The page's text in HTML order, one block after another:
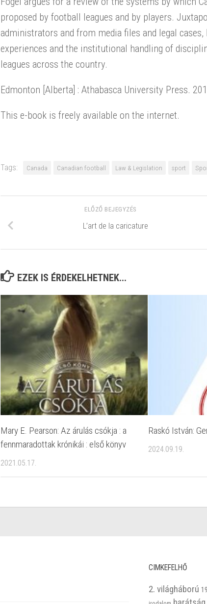
proposed by football leagues and by players.
administrators and from media files and legal
experiences and the institutional handling of
leagues across the country.
Edmonton [Alberta] : Athabasca University Press.
This e-book is freely available on the internet.
Tags: Canada Canadian football Law & Legislation sport
ELŐZŐ BEJEGYZÉS
L’art de la caricature
EZEK IS ÉRDEKELHETNEK...
Mary E. Pearson: Az árulás csókja : a
fennmaradottak krónikái : első könyv
2021.05.17.
Raskó István:
2024.09.19.
CIMKEFELHŐ
2. világháború